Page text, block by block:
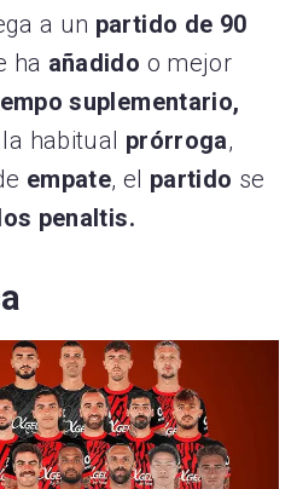
a un partido de 90
ha añadido o mejor
suplementario,
habitual prórroga,
empate, el partido se
penaltis.